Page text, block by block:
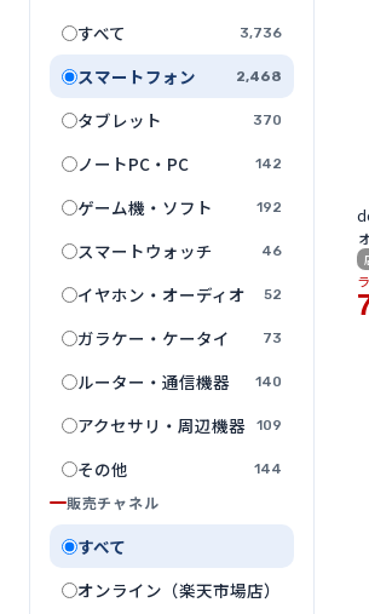
すべて 3,736
スマートフォン 2,468
タブレット 370
ノートPC・PC 142
ゲーム機・ソフト 192
スマートウォッチ 46
イヤホン・オーディオ 52
ガラケー・ケータイ 73
ルーター・通信機器 140
アクセサリ・周辺機器 109
その他 144
販売チャネル
すべて
オンライン（楽天市場店）